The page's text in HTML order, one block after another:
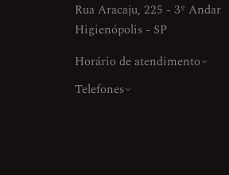
Rua Aracaju, 225 - 3º Andar
Higienópolis - SP
Horário de atendimento
Telefones